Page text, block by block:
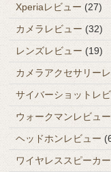
Xperiaレビュー (27)
カメラレビュー (32)
レンズレビュー (19)
カメラアクセサリー
サイバーショットレ
ウォークマンレビュー
ヘッドホンレビュー
ワイヤレススピーカ